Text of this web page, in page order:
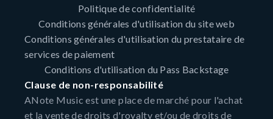
Politique de confidentialité
Conditions générales d'utilisation du site web
Conditions générales d'utilisation du prestataire de
services de paiement
Conditions d'utilisation du Pass Backstage
Clause de non-responsabilité
ANote Music est une place de marché pour l'achat
et la vente de droits d'royalty et/ou de droits de